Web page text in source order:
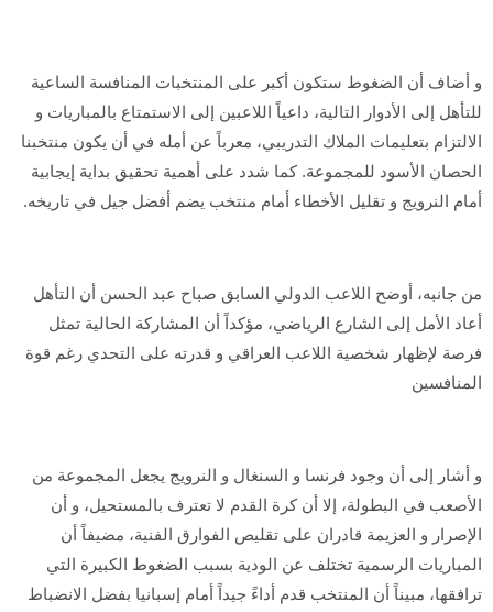
و أضاف أن الضغوط ستكون أكبر على المنتخبات المنافسة الساعية
للتأهل إلى الأدوار التالية، داعياً اللاعبين إلى الاستمتاع بالمباريات و
الالتزام بتعليمات الملاك التدريبي، معرباً عن أمله في أن يكون منتخبنا
الحصان الأسود للمجموعة. كما شدد على أهمية تحقيق بداية إيجابية
أمام النرويج و تقليل الأخطاء أمام منتخب يضم أفضل جيل في تاريخه.
من جانبه، أوضح اللاعب الدولي السابق صباح عبد الحسن أن التأهل
أعاد الأمل إلى الشارع الرياضي، مؤكداً أن المشاركة الحالية تمثل
فرصة لإظهار شخصية اللاعب العراقي و قدرته على التحدي رغم قوة
المنافسين
و أشار إلى أن وجود فرنسا و السنغال و النرويج يجعل المجموعة من
الأصعب في البطولة، إلا أن كرة القدم لا تعترف بالمستحيل، و أن
الإصرار و العزيمة قادران على تقليص الفوارق الفنية، مضيفاً أن
المباريات الرسمية تختلف عن الودية بسبب الضغوط الكبيرة التي
ترافقها، مبيناً أن المنتخب قدم أداءً جيداً أمام إسبانيا بفضل الانضباط